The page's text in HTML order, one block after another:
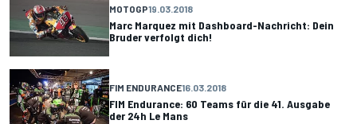
MOTOGP19.03.2018
Marc Marquez mit Dashboard-Nachricht: Dein
Bruder verfolgt dich!
FIM ENDURANCE16.03.2018
FIM Endurance: 60 Teams für die 41. Ausgabe
der 24h Le Mans